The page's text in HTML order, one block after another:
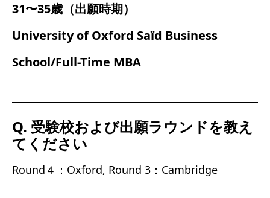
31〜35歳（出願時期）
University of Oxford Saïd Business
School/Full-Time MBA
Q. 受験校および出願ラウンドを教え
てください
Round４：Oxford, Round 3：Cambridge